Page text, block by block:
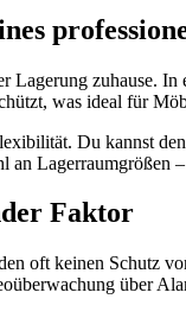
Lagerung zuhause.
was ideal für
Du kannst
Lagerraumgrößen
Faktor
oft keinen Schutz
über